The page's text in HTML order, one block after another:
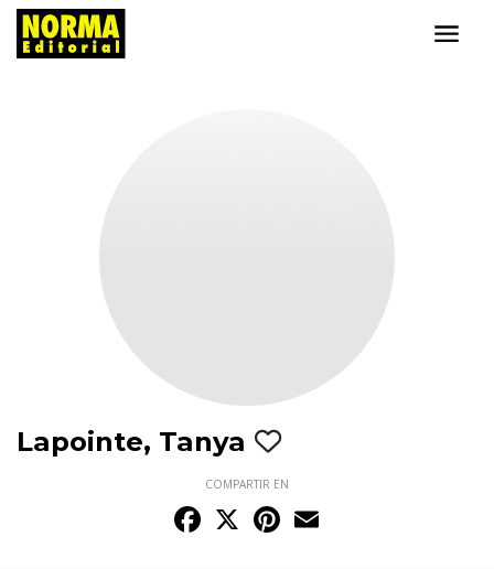
Lapointe, Tanya
COMPARTIR EN
Facebook
X Pinterest